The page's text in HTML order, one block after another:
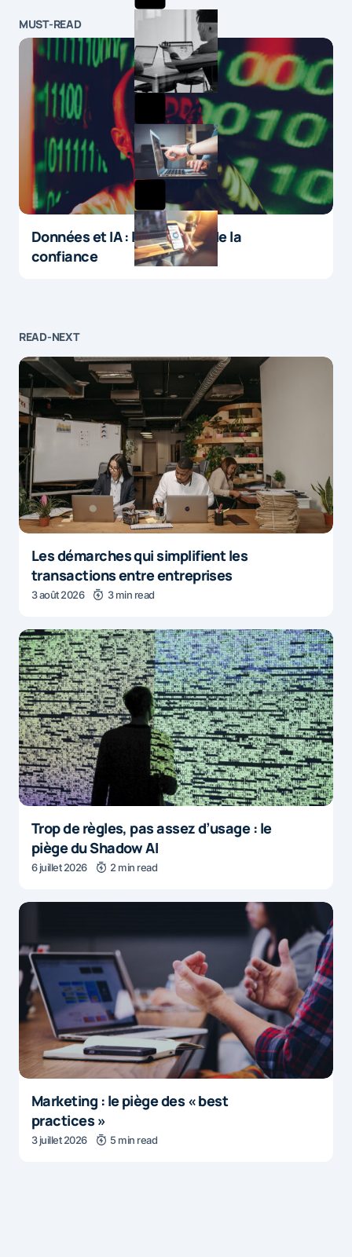
MUST-READ
Données et IA : le paradoxe de la
confiance
READ-NEXT
Les démarches qui simplifient les
transactions entre entreprises
3 août 2026 3 min read
Trop de règles, pas assez d’usage : le
piège du Shadow AI
6 juillet 2026 2 min read
Marketing : le piège des « best
practices »
3 juillet 2026 5 min read